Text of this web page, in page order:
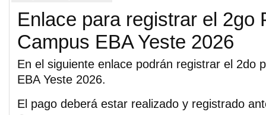
Enlace para registrar el 2go
Campus EBA Yeste 2026
En el siguiente enlace podrán registrar el 2do
EBA Yeste 2026.
El pago deberá estar realizado y registrado